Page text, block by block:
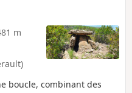
m
boucle, combinant des